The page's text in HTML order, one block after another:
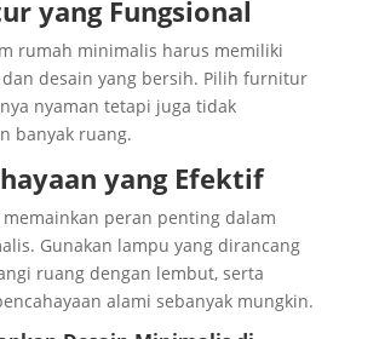
yang Fungsional
rumah minimalis harus memiliki
desain yang bersih. Pilih furnitur
nyaman tetapi juga tidak
banyak ruang.
yang Efektif
memainkan peran penting dalam
Gunakan lampu yang dirancang
ruang dengan lembut, serta
alami sebanyak mungkin.